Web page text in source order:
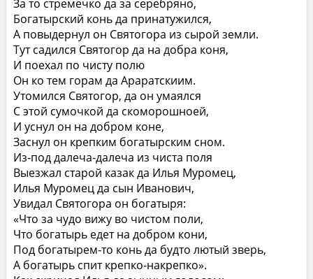
За то стремечко да за серебряно,
Богатырский конь да принатужился,
А повыдернул он Святогора из сырой земли.
Тут садился Святогор да на добра коня,
И поехал по чисту полю
Он ко тем горам да Араратскиим.
Утомился Святогор, да он умаялся
С этой сумочкой да скоморошноей,
И уснул он на добром коне,
Заснул он крепким богатырским сном.
Из‑под далеча‑далеча из чиста поля
Выезжал старой казак да Илья Муромец,
Илья Муромец да сын Иванович,
Увидал Святогора он богатыря:
«Что за чудо вижу во чистом поли,
Что богатырь едет на добром кони,
Под богатырем‑то конь да будто лютый зверь,
А богатырь спит крепко‑накрепко».